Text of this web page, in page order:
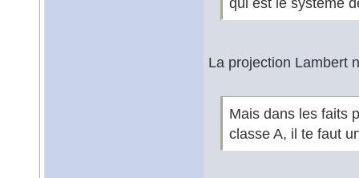
La projection Lambert
Mais dans les faits
classe A, il te faut